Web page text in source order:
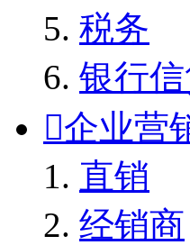
税务
银行
企业营
直销
经销商